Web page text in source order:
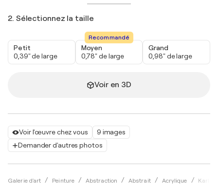
Voir l'œuvre chez vous
9 images
Demander d'autres photos
Galerie d'art Peinture Abstraction Abstrait Acrylique Karl
2. Sélectionnez la taille
Petit
0,39" de large
Recommandé
Moyen
0,78" de large
Grand
0,98" de large
Voir en 3D